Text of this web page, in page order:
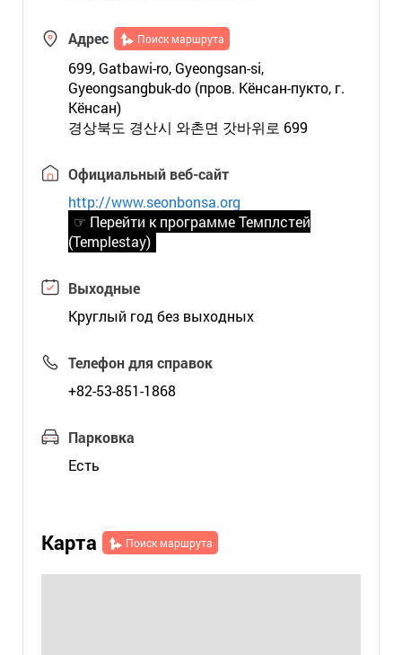
Адрес Поиск маршрута
699, Gatbawi-ro, Gyeongsan-si,
Gyeongsangbuk-do (пров. Кёнсан-пукто, г.
Кёнсан)
경상북도 경산시 와촌면 갓바위로 699
Официальный веб-сайт
http://www.seonbonsa.org
☞ Перейти к программе Темплстей
(Templestay)
Выходные
Круглый год без выходных
Телефон для справок
+82-53-851-1868
Парковка
Есть
Карта Поиск маршрута